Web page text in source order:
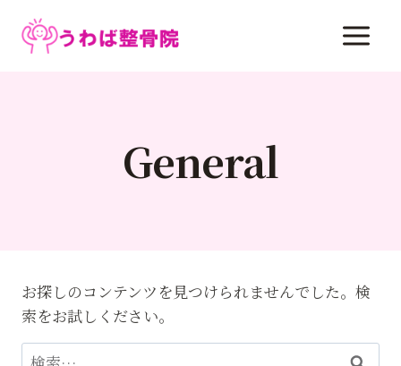
General
お探しのコンテンツを見つけられませんでした。検
索をお試しください。
検